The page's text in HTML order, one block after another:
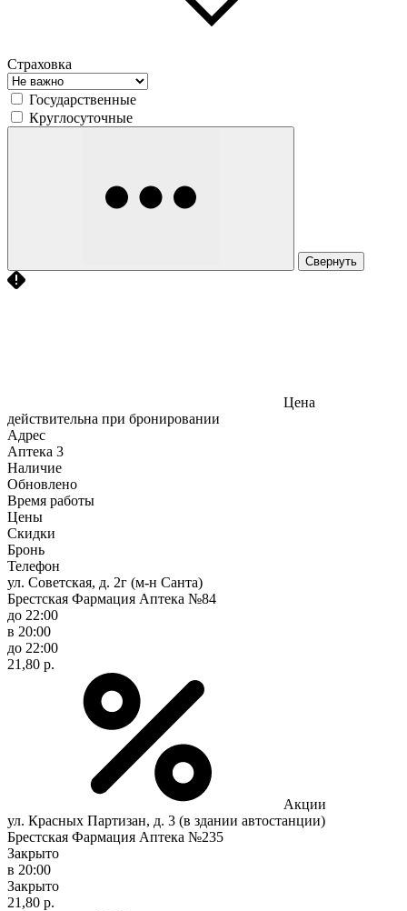
Страховка
Государственные
Круглосуточные
Свернуть
Цена
действительна при бронировании
Адрес
Аптека 3
Наличие
Обновлено
Время работы
Цены
Скидки
Бронь
Телефон
ул. Советская, д. 2г (м-н Санта)
Брестская Фармация Аптека №84
до 22:00
в 20:00
до 22:00
21,80 р.
Акции
ул. Красных Партизан, д. 3 (в здании автостанции)
Брестская Фармация Аптека №235
Закрыто
в 20:00
Закрыто
21,80 р.